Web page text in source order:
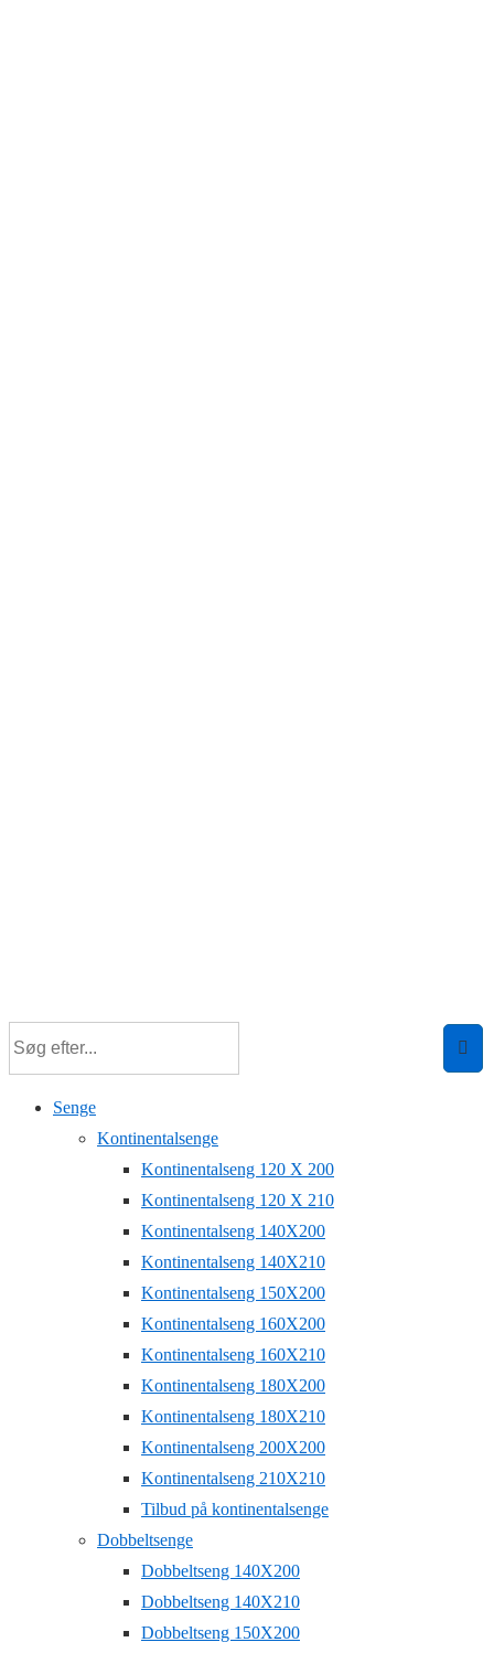
Senge
Kontinentalsenge
Kontinentalseng 120 X 200
Kontinentalseng 120 X 210
Kontinentalseng 140X200
Kontinentalseng 140X210
Kontinentalseng 150X200
Kontinentalseng 160X200
Kontinentalseng 160X210
Kontinentalseng 180X200
Kontinentalseng 180X210
Kontinentalseng 200X200
Kontinentalseng 210X210
Tilbud på kontinentalsenge
Dobbeltsenge
Dobbeltseng 140X200
Dobbeltseng 140X210
Dobbeltseng 150X200